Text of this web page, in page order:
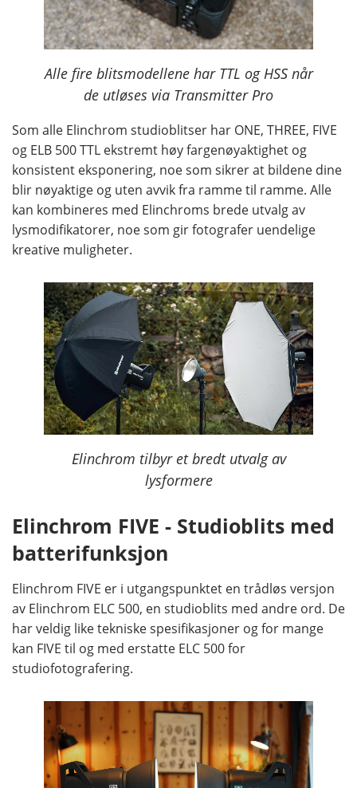
Alle fire blitsmodellene har TTL og HSS når
de utløses via Transmitter Pro
Som alle Elinchrom studioblitser har ONE, THREE, FIVE
og ELB 500 TTL ekstremt høy fargenøyaktighet og
konsistent eksponering, noe som sikrer at bildene dine
blir nøyaktige og uten avvik fra ramme til ramme. Alle
kan kombineres med Elinchroms brede utvalg av
lysmodifikatorer, noe som gir fotografer uendelige
kreative muligheter.
Elinchrom tilbyr et bredt utvalg av
lysformere
Elinchrom FIVE - Studioblits med
batterifunksjon
Elinchrom FIVE er i utgangspunktet en trådløs versjon
av Elinchrom ELC 500, en studioblits med andre ord. De
har veldig like tekniske spesifikasjoner og for mange
kan FIVE til og med erstatte ELC 500 for
studiofotografering.